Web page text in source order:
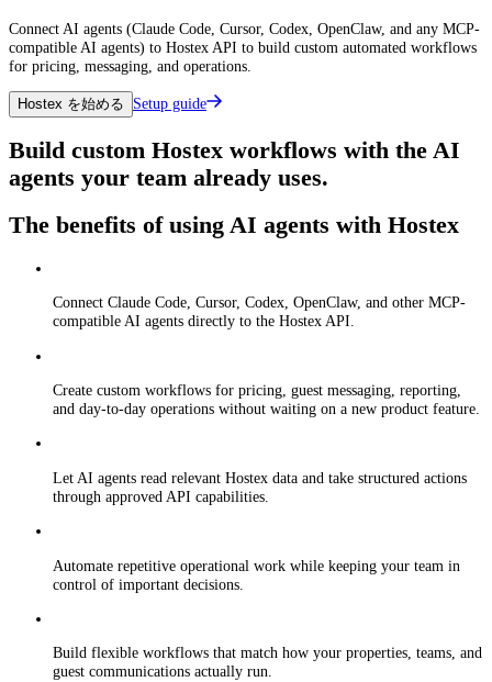
Connect AI agents (Claude Code, Cursor, Codex, OpenClaw, and any MCP-
compatible AI agents) to Hostex API to build custom automated workflows
for pricing, messaging, and operations.
Hostex を始める Setup guide
Build custom Hostex workflows with the AI
agents your team already uses.
The benefits of using AI agents with Hostex
Connect Claude Code, Cursor, Codex, OpenClaw, and other MCP-
compatible AI agents directly to the Hostex API.
Create custom workflows for pricing, guest messaging, reporting,
and day-to-day operations without waiting on a new product feature.
Let AI agents read relevant Hostex data and take structured actions
through approved API capabilities.
Automate repetitive operational work while keeping your team in
control of important decisions.
Build flexible workflows that match how your properties, teams, and
guest communications actually run.